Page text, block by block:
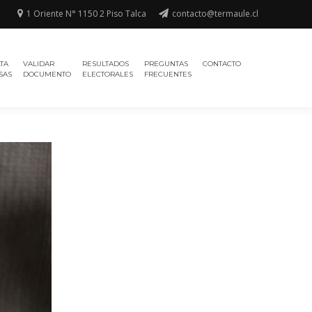
1 Oriente N° 1150 2 Piso Talca contacto@termaule.cl
VALIDAR
DOCUMENTO
RESULTADOS
ELECTORALES
PREGUNTAS
FRECUENTES
CONTACTO